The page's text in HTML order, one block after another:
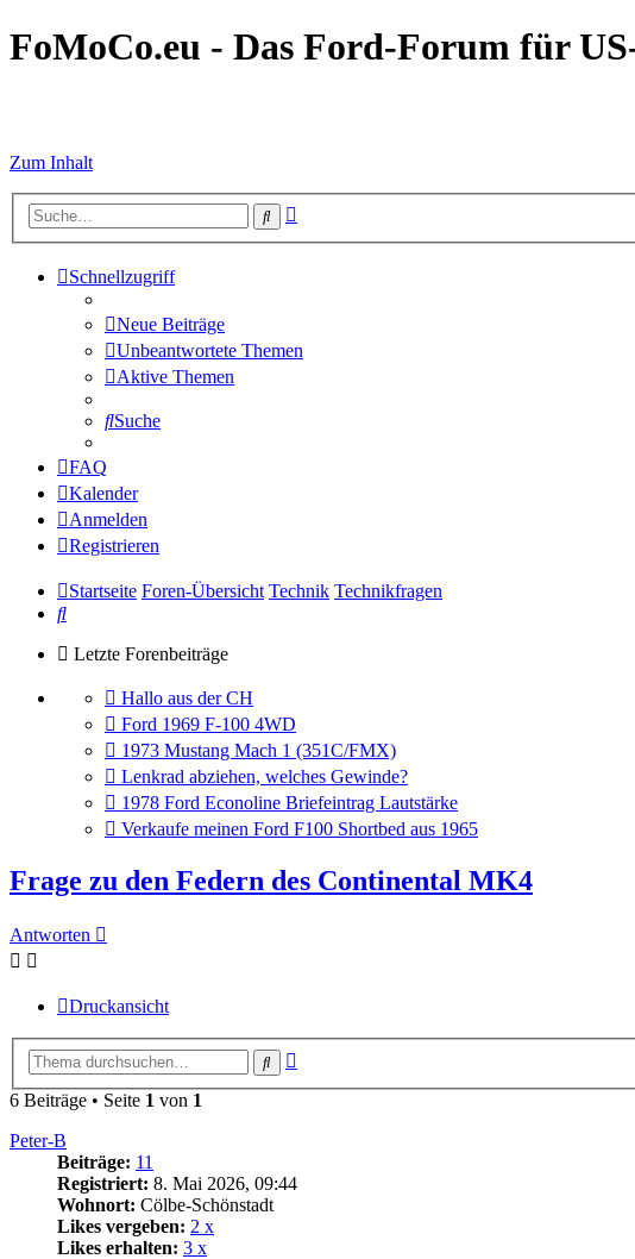
FoMoCo.eu - Das Ford-Forum für
Zum Inhalt
Suche
Schnellzugriff
Neue Beiträge
Unbeantwortete Themen
Aktive Themen
Suche
FAQ
Kalender
Anmelden
Registrieren
Startseite Foren-Übersicht Technik Technikfragen
Suche
Letzte Forenbeiträge
Gehe
zum
letzten
Beitrag
Hallo aus der CH
Gehe
zum
letzten
Beitrag
Ford 1969 F-100 4WD
Gehe
zum
letzten
Beitrag
1973 Mustang Mach 1 (351C/FMX)
Gehe
zum
letzten
Beitrag
Lenkrad abziehen, welches Gewinde?
Gehe
zum
letzten
1978 Ford Econoline Briefeintrag Lautstärke
Gehe
letzten
Beitrag
Verkaufe meinen Ford F100 Shortbed aus 1965
Frage zu den Federn des Continental MK4
Antworten
Druckansicht
Suche
6 Beiträge • Seite 1 von 1
Peter-B
Beiträge: 11
Registriert: 8. Mai 2026, 09:44
Wohnort: Cölbe-Schönstadt
Likes vergeben: 2 x
Likes erhalten: 3 x